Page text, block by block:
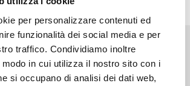
per personalizzare contenuti ed
funzionalità dei social media e per
traffico. Condividiamo inoltre
in cui utilizza il nostro sito con i
si occupano di analisi dei dati web,
della serie